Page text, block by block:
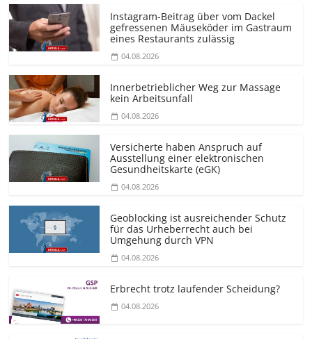
Instagram-Beitrag über vom Dackel
gefressenen Mäuseköder im Gastraum
eines Restaurants zulässig
04.08.2026
Innerbetrieblicher Weg zur Massage
kein Arbeitsunfall
04.08.2026
Versicherte haben Anspruch auf
Ausstellung einer elektronischen
Gesundheitskarte (eGK)
04.08.2026
Geoblocking ist ausreichender Schutz
für das Urheberrecht auch bei
Umgehung durch VPN
04.08.2026
Erbrecht trotz laufender Scheidung?
04.08.2026